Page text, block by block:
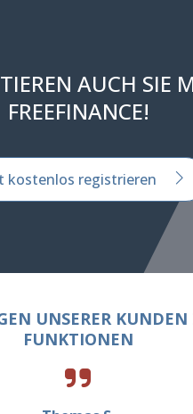
AUCH SIE
FREEFINANCE!
kostenlos registrieren
UNSERER
FUNKTIONEN